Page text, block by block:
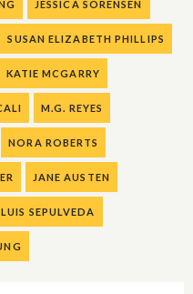
JESSICA SORENSEN
SUSAN ELIZABETH PHILLIPS
KATIE MCGARRY
M.G. REYES
NORA ROBERTS
JANE AUSTEN
LUIS SEPULVEDA